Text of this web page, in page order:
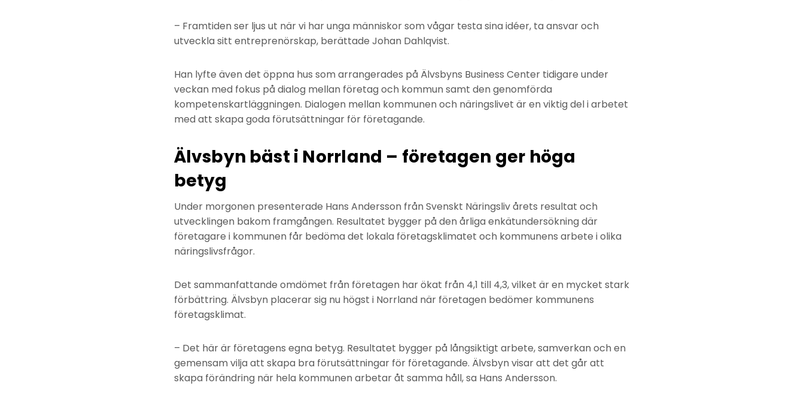
– Framtiden ser ljus ut när vi har unga människor som vågar testa sina idéer, ta ansvar och
utveckla sitt entreprenörskap, berättade Johan Dahlqvist.
Han lyfte även det öppna hus som arrangerades på Älvsbyns Business Center tidigare under
veckan med fokus på dialog mellan företag och kommun samt den genomförda
kompetenskartläggningen. Dialogen mellan kommunen och näringslivet är en viktig del i arbetet
med att skapa goda förutsättningar för företagande.
Älvsbyn bäst i Norrland – företagen ger höga
betyg
Under morgonen presenterade Hans Andersson från Svenskt Näringsliv årets resultat och
utvecklingen bakom framgången. Resultatet bygger på den årliga enkätundersökning där
företagare i kommunen får bedöma det lokala företagsklimatet och kommunens arbete i olika
näringslivsfrågor.
Det sammanfattande omdömet från företagen har ökat från 4,1 till 4,3, vilket är en mycket stark
förbättring. Älvsbyn placerar sig nu högst i Norrland när företagen bedömer kommunens
företagsklimat.
– Det här är företagens egna betyg. Resultatet bygger på långsiktigt arbete, samverkan och en
gemensam vilja att skapa bra förutsättningar för företagande. Älvsbyn visar att det går att
skapa förändring när hela kommunen arbetar åt samma håll, sa Hans Andersson.